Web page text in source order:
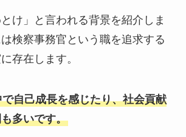
け」と言われる背景を紹介しま
検察事務官という職を追求する
存在します。
自己成長を感じたり、社会貢献
多いです。